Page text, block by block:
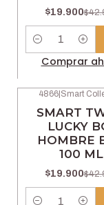
$19.900
Cantidad
Comprar
4866|Smart
SMART
LUCKY
HOMBRE
100 ML
$19.900